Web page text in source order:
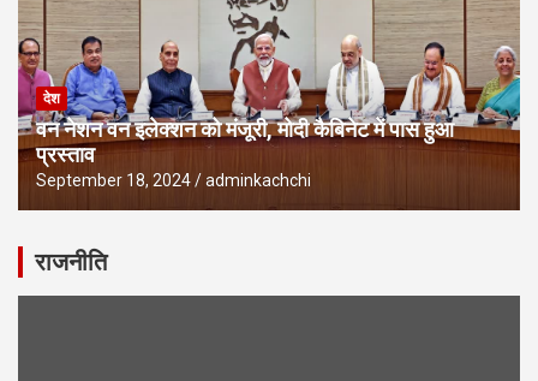
देश
वन नेशन वन इलेक्शन को मंजूरी, मोदी कैबिनेट में पास हुआ
प्रस्ताव
September 18, 2024 adminkachchi
राजनीति